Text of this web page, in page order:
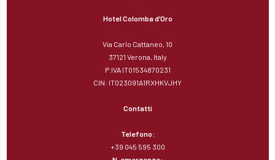
Hotel Colomba d’Oro
Via Carlo Cattaneo, 10
37121 Verona, Italy
P.IVA IT01534870231
CIN: IT023091A1RXHKVJHY
Contatti
Telefono:
+39 045 595 300